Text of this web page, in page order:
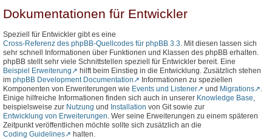
Dokumentationen für Entwickler
Speziell für Entwickler gibt es eine
Cross-Referenz des phpBB-Quellcodes für phpBB 3.3. Mit diesen lassen sich
sehr schnell Informationen über Funktionen und Klassen des phpBB erhalten.
phpBB stellt sehr viele Schnittstellen speziell für Entwickler bereit. Eine
Beispiel Erweiterung
hilft beim Einstieg in die Entwicklung. Zusätzlich stehen
im phpBB Development Documentation
Informationen zu speziellen
Komponenten von Erweriterungen wie Events und Listener und Migrations
.
Einige hilfreiche Informationen finden sich auch in unserer Knowledge Base,
beispielsweise zur Nutzung und Installation von Git sowie zur
Entwicklung von Erweiterungen. Wer seine Erweiterungen zu einem späteren
Zeitpunkt veröffentlichen möchte sollte sich zusätzlich an die
Coding Guidelines
halten.